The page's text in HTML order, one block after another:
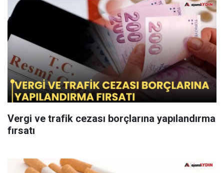
Vergi ve trafik cezası borçlarına yapılandırma
fırsatı